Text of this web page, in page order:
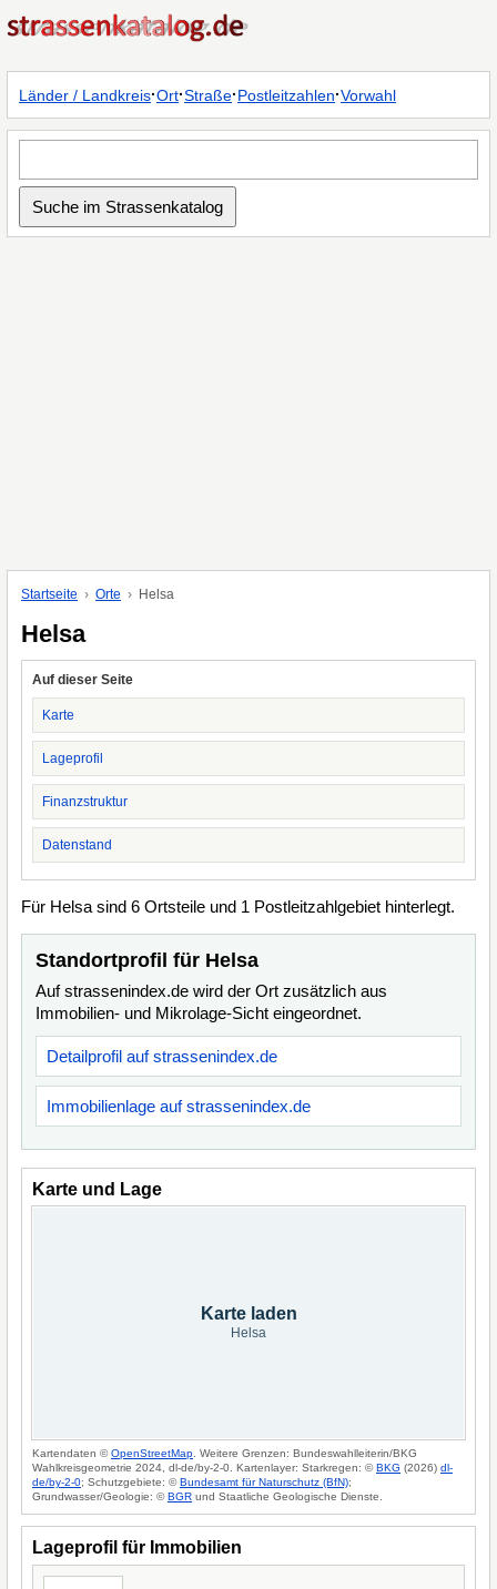
Länder / Landkreis·Ort·Straße·Postleitzahlen·Vorwahl
Startseite Orte Helsa
Helsa
Auf dieser Seite
Karte
Lageprofil
Finanzstruktur
Datenstand
Für Helsa sind 6 Ortsteile und 1 Postleitzahlgebiet hinterlegt.
Standortprofil für Helsa
Auf strassenindex.de wird der Ort zusätzlich aus
Immobilien- und Mikrolage-Sicht eingeordnet.
Detailprofil auf strassenindex.de
Immobilienlage auf strassenindex.de
Karte und Lage
Karte laden
Helsa
Kartendaten ©OpenStreetMap . Weitere Grenzen: Bundeswahlleiterin/BKG
Wahlkreisgeometrie 2024, dl-de/by-2-0. Kartenlayer: Starkregen: ©BKG (2026) dl-
de/by-2-0; Schutzgebiete: ©Bundesamt für Naturschutz (BfN);
Grundwasser/Geologie: ©BGR und Staatliche Geologische Dienste.
Lageprofil für Immobilien